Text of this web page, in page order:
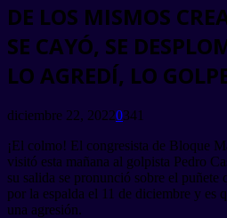
DE LOS MISMOS
SE CAYÓ, SE
LO AGREDÍ, LO
diciembre 22, 20220341
¡El colmo! El congresista de Bloque
visitó esta mañana al golpista Pedro
su salida se pronunció sobre el
por la espalda el 11 de diciembre y es
una agresión.